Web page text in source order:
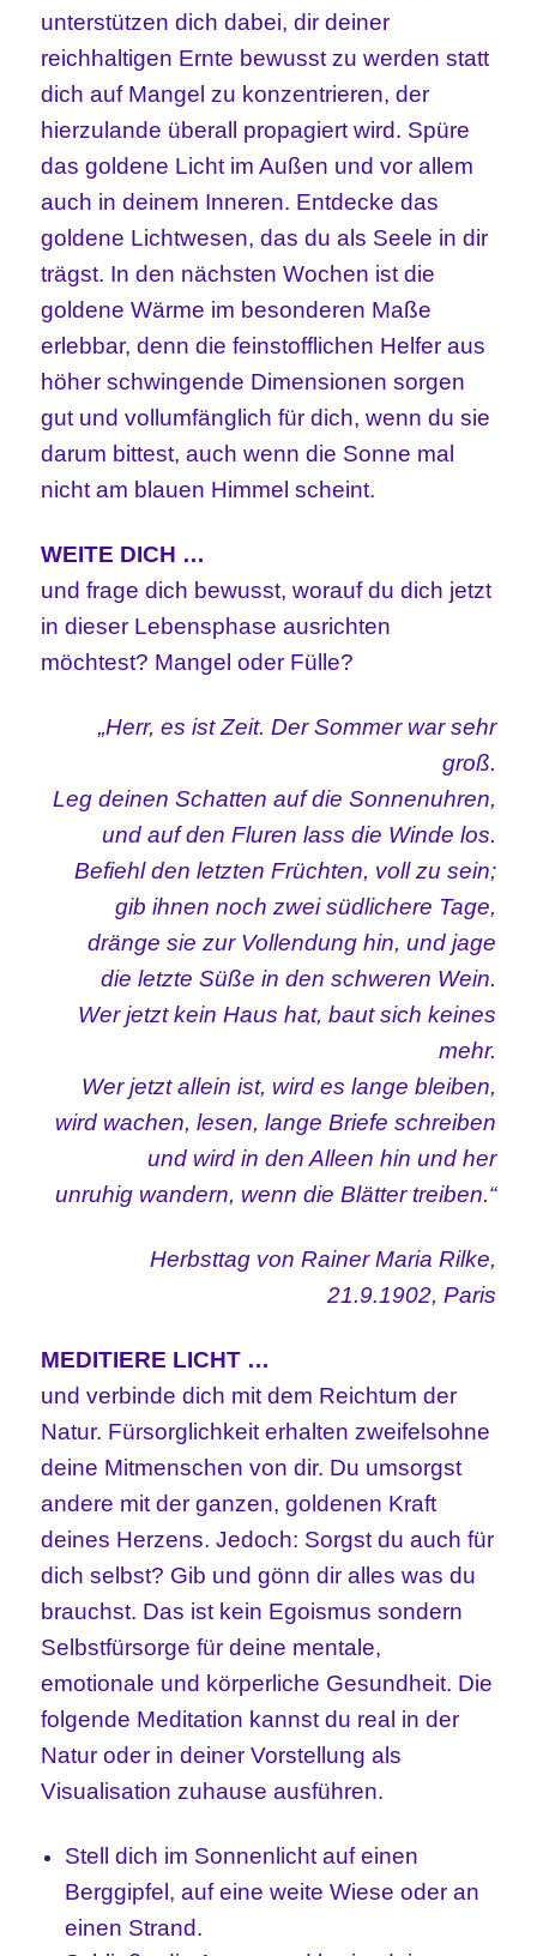
unterstützen dich dabei, dir deiner
reichhaltigen Ernte bewusst zu werden statt
dich auf Mangel zu konzentrieren, der
hierzulande überall propagiert wird. Spüre
das goldene Licht im Außen und vor allem
auch in deinem Inneren. Entdecke das
goldene Lichtwesen, das du als Seele in dir
trägst. In den nächsten Wochen ist die
goldene Wärme im besonderen Maße
erlebbar, denn die feinstofflichen Helfer aus
höher schwingende Dimensionen sorgen
gut und vollumfänglich für dich, wenn du sie
darum bittest, auch wenn die Sonne mal
nicht am blauen Himmel scheint.
WEITE DICH …
und frage dich bewusst, worauf du dich jetzt
in dieser Lebensphase ausrichten
möchtest? Mangel oder Fülle?
„Herr, es ist Zeit. Der Sommer war sehr
groß.
Leg deinen Schatten auf die Sonnenuhren,
und auf den Fluren lass die Winde los.
Befiehl den letzten Früchten, voll zu sein;
gib ihnen noch zwei südlichere Tage,
dränge sie zur Vollendung hin, und jage
die letzte Süße in den schweren Wein.
Wer jetzt kein Haus hat, baut sich keines
mehr.
Wer jetzt allein ist, wird es lange bleiben,
wird wachen, lesen, lange Briefe schreiben
und wird in den Alleen hin und her
unruhig wandern, wenn die Blätter treiben.“
Herbsttag von Rainer Maria Rilke,
21.9.1902, Paris
MEDITIERE LICHT …
und verbinde dich mit dem Reichtum der
Natur. Fürsorglichkeit erhalten zweifelsohne
deine Mitmenschen von dir. Du umsorgst
andere mit der ganzen, goldenen Kraft
deines Herzens. Jedoch: Sorgst du auch für
dich selbst? Gib und gönn dir alles was du
brauchst. Das ist kein Egoismus sondern
Selbstfürsorge für deine mentale,
emotionale und körperliche Gesundheit. Die
folgende Meditation kannst du real in der
Natur oder in deiner Vorstellung als
Visualisation zuhause ausführen.
Stell dich im Sonnenlicht auf einen
Berggipfel, auf eine weite Wiese oder an
einen Strand.